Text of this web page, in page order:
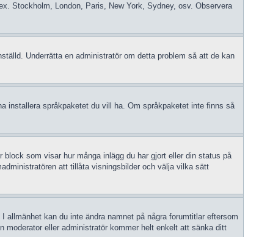
Stockholm, London, Paris, New York, Sydney, osv. Observera
Underrätta en administratör om detta problem så att de kan
installera språkpaketet du vill ha. Om språkpaketet inte finns så
som visar hur många inlägg du har gjort eller din status på
att tillåta visningsbilder och välja vilka sätt
kan du inte ändra namnet på några forumtitlar eftersom
eller administratör kommer helt enkelt att sänka ditt